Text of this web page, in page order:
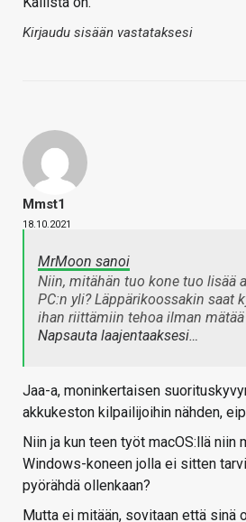
Kirjaudu sisään vastataksesi
Mmst1
18.10.2021
MrMoon sanoi
Niin, mitähän tuo kone tuo lisää
PC:n yli? Läppärikoossakin saat
ihan riittämiin tehoa ilman mätää
Napsauta laajentaaksesi…
Jaa-a, moninkertaisen
akkukeston kilpailijoihin nähden,
Niin ja kun teen työt macOS:llä niin
Windows-koneen jolla ei sitten
pyörähdä ollenkaan?
Mutta ei mitään, sovitaan että sinä